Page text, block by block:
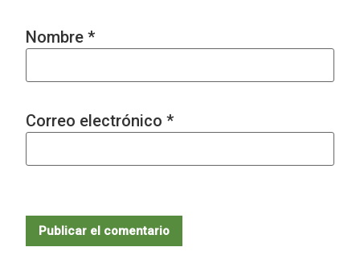
Nombre *
Correo electrónico *